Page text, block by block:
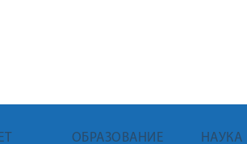
ОБРАЗОВАНИЕ НАУКА